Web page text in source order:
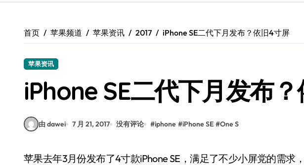
S25+闪亮登场！潮酷定制，专属你的手机美学
A56 5G潮美攻略，小白秒变时尚达人
三星Galaxy C55 5G惊艳亮相！
首页 苹果频道 苹果资讯 2017 iPhone SE二代下月发布？依旧4寸屏
苹果资讯
iPhone SE二代下月发布
由 dawei 7 月 21, 2017 没有评论 #iphone #iPhone SE #One S
苹果去年3月份发布了4寸款iPhone SE，满足了不少小屏党的需求，但如今大屏已经是绝对主流，